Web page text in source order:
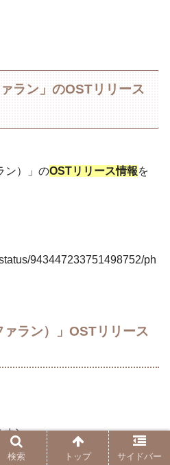
ラン」のOSTリリース
ン）」のOSTリリース情報を
943447233751498752/ph
ラン）」OSTリリース
オン
+インスト30曲)収録
検索 トップ サイドバー